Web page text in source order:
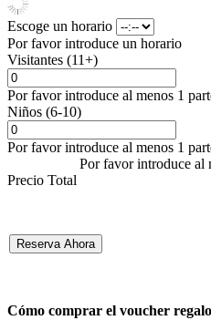
Escoge un horario
Por favor introduce un horario
Visitantes (11+)
Por favor introduce al menos 1
Niños (6-10)
Por favor introduce al menos 1
Por favor introduce al
Precio Total
Reserva Ahora
Cómo comprar el voucher regalo